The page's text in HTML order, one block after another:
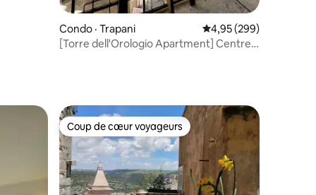
Condo · Trapani Note moyenne de
4,95 (299)
[Torre dell'Orologio Apartment] Centre
Coup de cœur voyageurs
Coup de cœur voyageurs